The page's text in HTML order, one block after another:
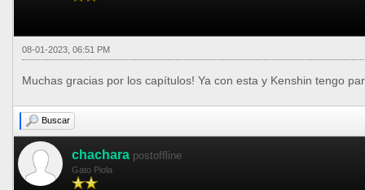
08-01-2023, 06:51 PM
Muchas gracias por los capítulos! Ya con esta y Kenshin tengo
Buscar
chachara postoffline
Gato Piola